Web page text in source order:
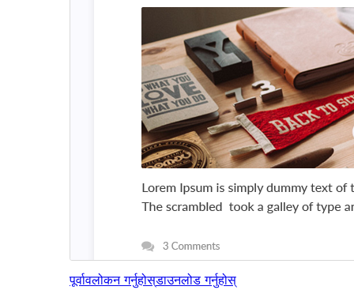
पूर्वावलोकन गर्नुहोस्डाउनलोड गर्नुहोस्